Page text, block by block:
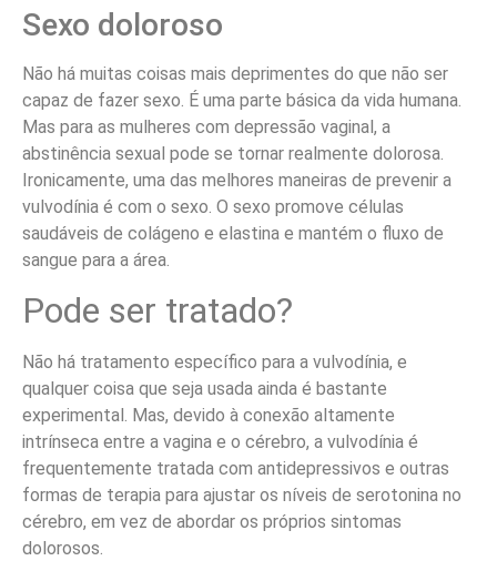
Sexo doloroso
Não há muitas coisas mais deprimentes do que não ser
capaz de fazer sexo. É uma parte básica da vida humana.
Mas para as mulheres com depressão vaginal, a
abstinência sexual pode se tornar realmente dolorosa.
Ironicamente, uma das melhores maneiras de prevenir a
vulvodínia é com o sexo. O sexo promove células
saudáveis ​​de colágeno e elastina e mantém o fluxo de
sangue para a área.
Pode ser tratado?
Não há tratamento específico para a vulvodínia, e
qualquer coisa que seja usada ainda é bastante
experimental. Mas, devido à conexão altamente
intrínseca entre a vagina e o cérebro, a vulvodínia é
frequentemente tratada com antidepressivos e outras
formas de terapia para ajustar os níveis de serotonina no
cérebro, em vez de abordar os próprios sintomas
dolorosos.